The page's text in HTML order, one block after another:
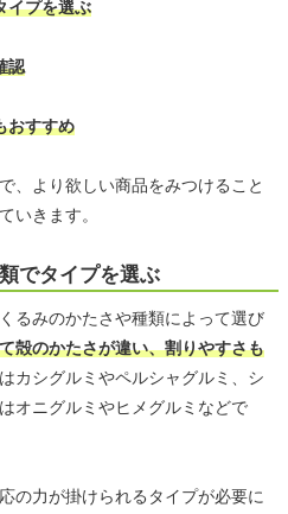
イプを選ぶ
認
おすすめ
、より欲しい商品をみつけること
いきます。
でタイプを選ぶ
るみのかたさや種類によって選び
殻のかたさが違い、割りやすさも
カシグルミやペルシャグルミ、シ
オニグルミやヒメグルミなどで
の力が掛けられるタイプが必要に